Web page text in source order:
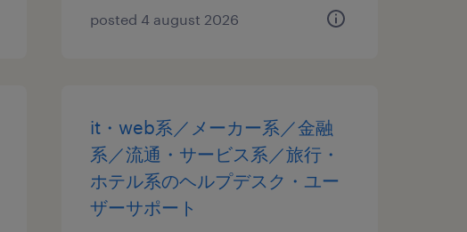
posted 4 august 2026
it・web系／メーカー系／金融
系／流通・サービス系／旅行・
ホテル系のヘルプデスク・ユー
ザーサポート